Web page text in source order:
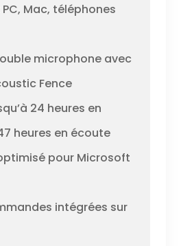
Mac, téléphones
microphone avec
Fence
24 heures en
heures en écoute
pour Microsoft
intégrées sur